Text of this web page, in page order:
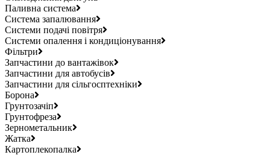
Паливна система
Система запалювання
Системи подачі повітря
Системи опалення і кондиціонування
Фільтри
Запчастини до вантажівок
Запчастини для автобусів
Запчастини для сільгосптехніки
Борона
Грунтозачіп
Грунтофреза
Зернометальник
Жатка
Картоплекопалка